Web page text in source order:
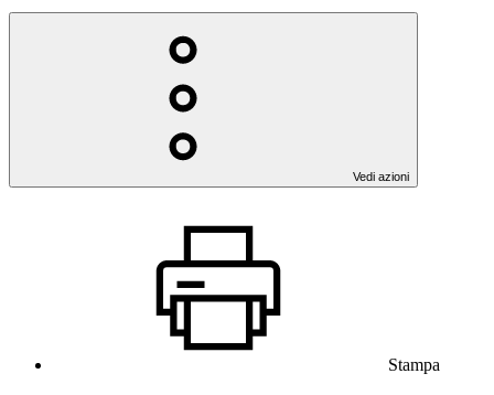
Vedi azioni
Stampa